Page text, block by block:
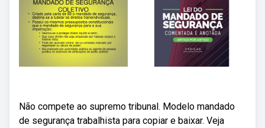
Não compete ao supremo tribunal. Modelo mandado
de segurança trabalhista para copiar e baixar. Veja